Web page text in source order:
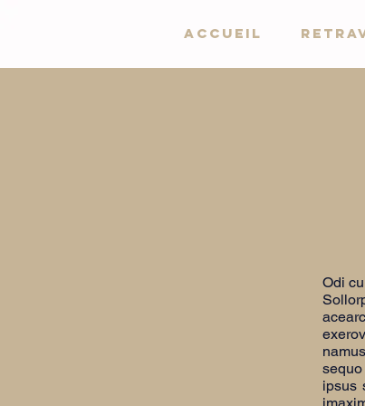
Accueil
Odi
ipsus